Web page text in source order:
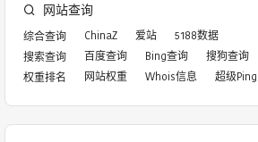
网站查询
综合查询 ChinaZ 爱站
5188数据
搜索查询
百度查询 Bing查询
搜狗查询
权重排名
网站权重 Whois信息 超级Ping